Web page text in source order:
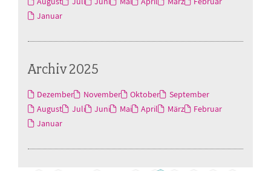
Januar
Archiv 2025
Dezember November Oktober
September
August
Juli Juni Mai April März
Februar
Januar